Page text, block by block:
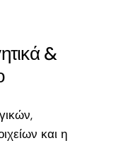
&
και η